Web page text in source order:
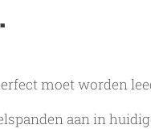
moet worden
aan in